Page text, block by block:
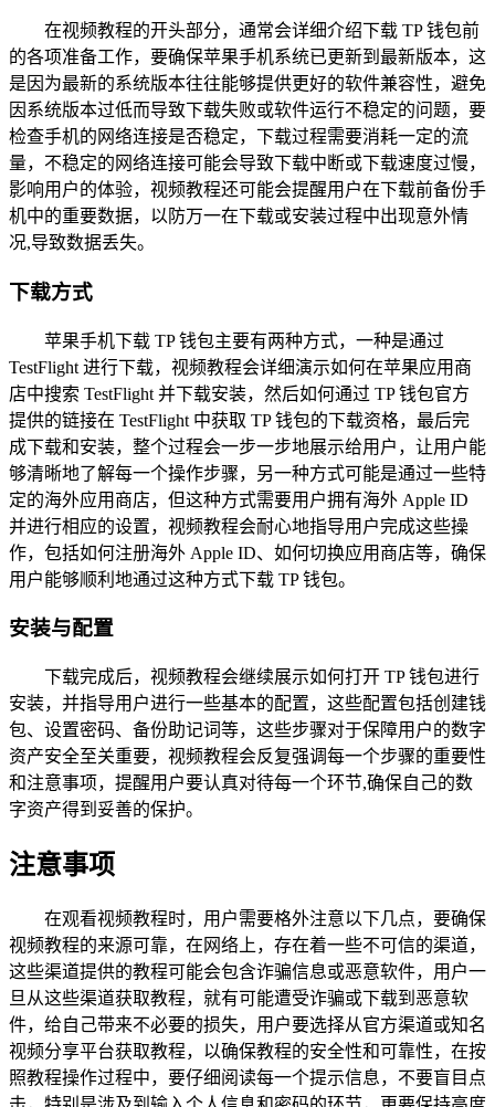
在视频教程的开头部分，通常会详细介绍下载 TP 钱包前
的各项准备工作，要确保苹果手机系统已更新到最新版本，这
是因为最新的系统版本往往能够提供更好的软件兼容性，避免
因系统版本过低而导致下载失败或软件运行不稳定的问题，要
检查手机的网络连接是否稳定，下载过程需要消耗一定的流
量，不稳定的网络连接可能会导致下载中断或下载速度过慢，
影响用户的体验，视频教程还可能会提醒用户在下载前备份手
机中的重要数据，以防万一在下载或安装过程中出现意外情
况,导致数据丢失。
下载方式
苹果手机下载 TP 钱包主要有两种方式，一种是通过
TestFlight 进行下载，视频教程会详细演示如何在苹果应用商
店中搜索 TestFlight 并下载安装，然后如何通过 TP 钱包官方
提供的链接在 TestFlight 中获取 TP 钱包的下载资格，最后完
成下载和安装，整个过程会一步一步地展示给用户，让用户能
够清晰地了解每一个操作步骤，另一种方式可能是通过一些特
定的海外应用商店，但这种方式需要用户拥有海外 Apple ID
并进行相应的设置，视频教程会耐心地指导用户完成这些操
作，包括如何注册海外 Apple ID、如何切换应用商店等，确保
用户能够顺利地通过这种方式下载 TP 钱包。
安装与配置
下载完成后，视频教程会继续展示如何打开 TP 钱包进行
安装，并指导用户进行一些基本的配置，这些配置包括创建钱
包、设置密码、备份助记词等，这些步骤对于保障用户的数字
资产安全至关重要，视频教程会反复强调每一个步骤的重要性
和注意事项，提醒用户要认真对待每一个环节,确保自己的数
字资产得到妥善的保护。
注意事项
在观看视频教程时，用户需要格外注意以下几点，要确保
视频教程的来源可靠，在网络上，存在着一些不可信的渠道，
这些渠道提供的教程可能会包含诈骗信息或恶意软件，用户一
旦从这些渠道获取教程，就有可能遭受诈骗或下载到恶意软
件，给自己带来不必要的损失，用户要选择从官方渠道或知名
视频分享平台获取教程，以确保教程的安全性和可靠性，在按
照教程操作过程中，要仔细阅读每一个提示信息，不要盲目点